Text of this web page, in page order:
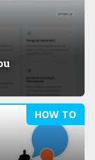
HOW TO